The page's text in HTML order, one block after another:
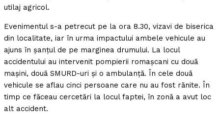
utilaj agricol.
Evenimentul s-a petrecut pe la ora 8.30, vizavi de biserica
din localitate, iar în urma impactului ambele vehicule au
ajuns în şanţul de pe marginea drumului. La locul
accidentului au intervenit pompierii romaşcani cu două
maşini, două SMURD-uri şi o ambulanţă. În cele două
vehicule se aflau cinci persoane care nu au fost rănite. În
timp ce făceau cercetări la locul faptei, în zonă a avut loc
alt accident.